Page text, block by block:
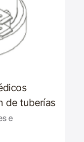
de tuberías
e